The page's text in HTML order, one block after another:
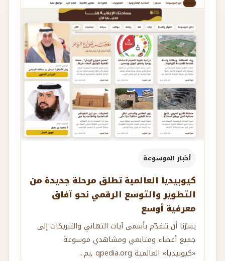
أخبار الموسوعة
كيوبيديا العالمية تطلق مرحلة جديدة من
التطوير والتوسع الرقمي نحو آفاق
معرفية أوسع
يسرّنا أن نتقدّم بأسمى آيات التهاني والتبريكات إلى
جميع أعضاء ومتابعي ومشاهدي موسوعة
«كيوبيديا» العالمية qpedia.org ,بم...